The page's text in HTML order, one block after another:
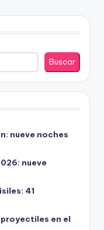
Buscar
nueve noches
nueve
41
proyectiles en el